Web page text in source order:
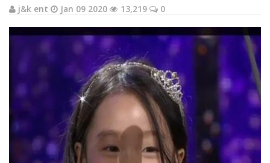
j&k ent Jan 09 2020 13,219 0